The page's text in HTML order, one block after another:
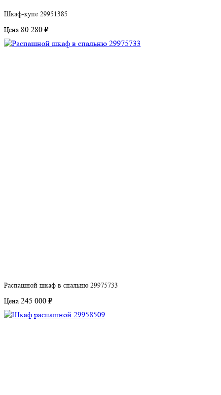
Шкаф-купе 29951385
Цена 80 280 ₽
Распашной шкаф в спальню 29975733
Цена 245 000 ₽